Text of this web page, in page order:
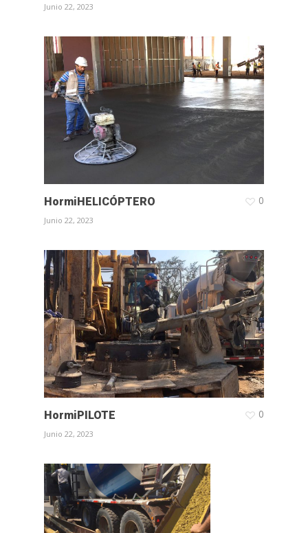
Junio 22, 2023
HormiHELICÓPTERO
Junio 22, 2023
0
HormiPILOTE
Junio 22, 2023
0